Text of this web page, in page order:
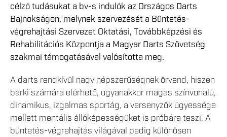
célzó tudásukat a bv-s indulók az Országos Darts
Bajnokságon, melynek szervezését a Büntetés-
végrehajtási Szervezet Oktatási, Továbbképzési és
Rehabilitációs Központja a Magyar Darts Szövetség
szakmai támogatásával valósította meg.
A darts rendkívül nagy népszerűségnek örvend, hiszen
bárki számára elérhető, ugyanakkor magas színvonalú,
dinamikus, izgalmas sportág, a versenyzők ügyessége
mellett mentális állóképességüket is próbára teszi. A
büntetés-végrehajtás világával pedig különösen